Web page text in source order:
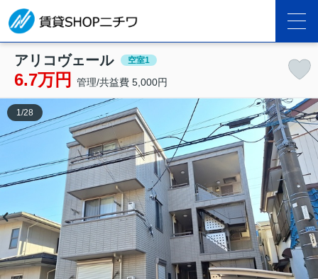
アリコヴェール 空室1
6.7万円 管理/共益費 5,000円
1 /28